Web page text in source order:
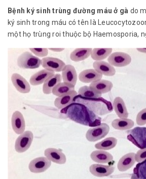
Bệnh ký sinh trùng đường máu ở gà do
ký sinh trong máu có tên là
một họ trùng roi thuộc bộ Haemosporia,